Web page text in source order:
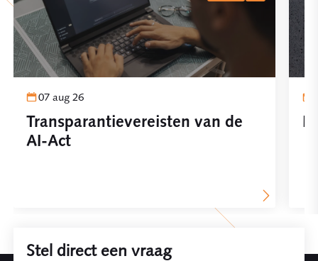
07 aug 26
Transparantievereisten van de
AI-Act
Stel direct een vraag